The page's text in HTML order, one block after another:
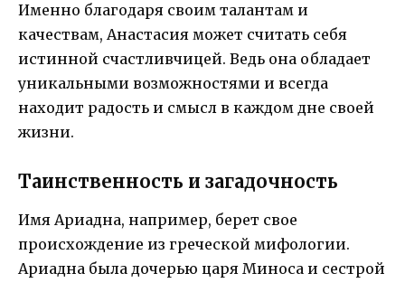
Именно благодаря своим талантам и
качествам, Анастасия может считать себя
истинной счастливчицей. Ведь она обладает
уникальными возможностями и всегда
находит радость и смысл в каждом дне своей
жизни.
Таинственность и загадочность
Имя Ариадна, например, берет свое
происхождение из греческой мифологии.
Ариадна была дочерью царя Миноса и сестрой